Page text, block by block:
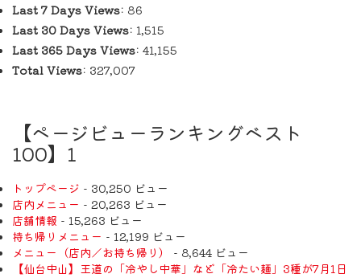
Last 7 Days Views: 86
Last 30 Days Views: 1,515
Last 365 Days Views: 41,155
Total Views: 327,007
【ページビューランキングベスト
100】1
トップページ - 30,250 ビュー
店内メニュー - 20,263 ビュー
店舗情報 - 15,263 ビュー
持ち帰りメニュー - 12,199 ビュー
メニュー（店内／お持ち帰り）
- 8,644 ビュー
【仙台中山】王道の「冷やし中華」など「冷たい麺」3種が7月1日